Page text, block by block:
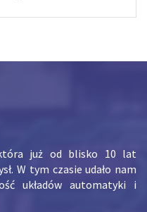
już od blisko 10 lat
W tym czasie udało nam
układów automatyki i